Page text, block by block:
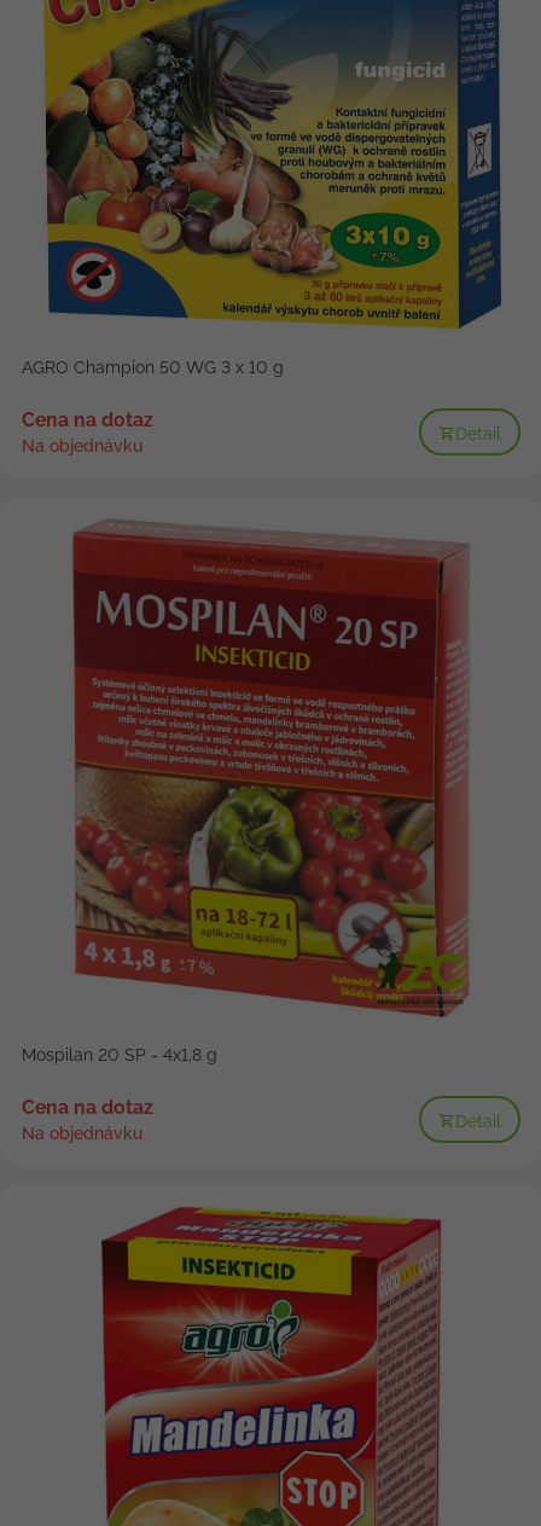
AGRO Champion 50 WG 3 x 10 g
Cena na dotaz
Na objednávku
Detail
Mospilan 20 SP - 4x1,8 g
Cena na dotaz
Na objednávku
Detail